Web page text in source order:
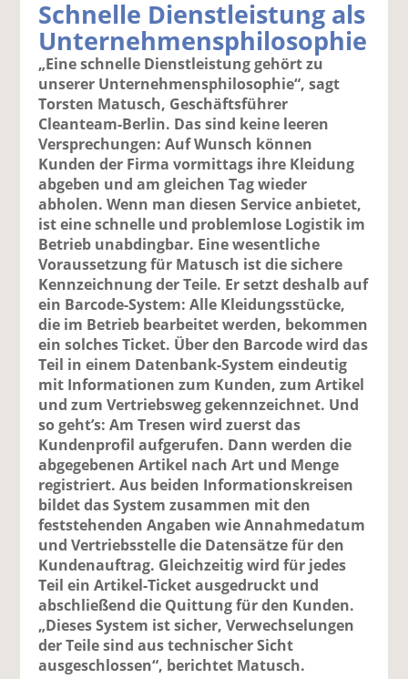
Schnelle Dienstleistung als
Unternehmensphilosophie
„Eine schnelle Dienstleistung gehört zu
unserer Unternehmensphilosophie“, sagt
Torsten Matusch, Geschäftsführer
Cleanteam-Berlin. Das sind keine leeren
Versprechungen: Auf Wunsch können
Kunden der Firma vormittags ihre Kleidung
abgeben und am gleichen Tag wieder
abholen. Wenn man diesen Service anbietet,
ist eine schnelle und problemlose Logistik im
Betrieb unabdingbar. Eine wesentliche
Voraussetzung für Matusch ist die sichere
Kennzeichnung der Teile. Er setzt deshalb auf
ein Barcode-System: Alle Kleidungsstücke,
die im Betrieb bearbeitet werden, bekommen
ein solches Ticket. Über den Barcode wird das
Teil in einem Datenbank-System eindeutig
mit Informationen zum Kunden, zum Artikel
und zum Vertriebsweg gekennzeichnet. Und
so geht’s: Am Tresen wird zuerst das
Kundenprofil aufgerufen. Dann werden die
abgegebenen Artikel nach Art und Menge
registriert. Aus beiden Informationskreisen
bildet das System zusammen mit den
feststehenden Angaben wie Annahmedatum
und Vertriebsstelle die Datensätze für den
Kundenauftrag. Gleichzeitig wird für jedes
Teil ein Artikel-Ticket ausgedruckt und
abschließend die Quittung für den Kunden.
„Dieses System ist sicher, Verwechselungen
der Teile sind aus technischer Sicht
ausgeschlossen“, berichtet Matusch.